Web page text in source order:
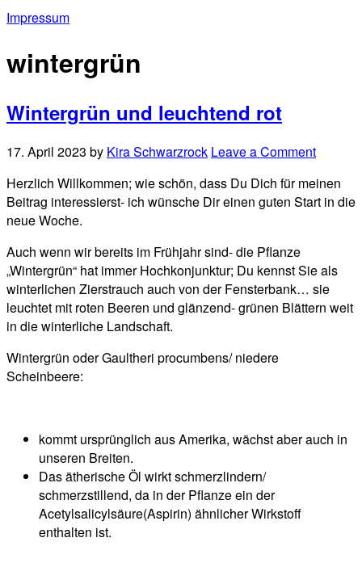
Impressum
wintergrün
Wintergrün und leuchtend rot
17. April 2023 by Kira Schwarzrock Leave a Comment
Herzlich Willkommen; wie schön, dass Du Dich für meinen
Beitrag interessierst- ich wünsche Dir einen guten Start in die
neue Woche.
Auch wenn wir bereits im Frühjahr sind- die Pflanze
„Wintergrün“ hat immer Hochkonjunktur; Du kennst Sie als
winterlichen Zierstrauch auch von der Fensterbank… sie
leuchtet mit roten Beeren und glänzend- grünen Blättern weit
in die winterliche Landschaft.
Wintergrün oder Gaultheri procumbens/ niedere
Scheinbeere:
kommt ursprünglich aus Amerika, wächst aber auch in
unseren Breiten.
Das ätherische Öl wirkt schmerzlindern/
schmerzstillend, da in der Pflanze ein der
Acetylsalicylsäure(Aspirin) ähnlicher Wirkstoff
enthalten ist.